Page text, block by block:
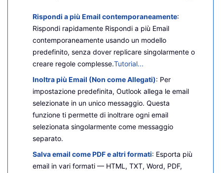
Rispondi a più Email contemporaneamente:
Rispondi rapidamente Rispondi a più Email
contemporaneamente usando un modello
predefinito, senza dover replicare singolarmente o
creare regole complesse.Tutorial...
Inoltra più Email (Non come Allegati): Per
impostazione predefinita, Outlook allega le email
selezionate in un unico messaggio. Questa
funzione ti permette di inoltrare ogni email
selezionata singolarmente come messaggio
separato.
Salva email come PDF e altri formati: Esporta più
email in vari formati — HTML, TXT, Word, PDF,